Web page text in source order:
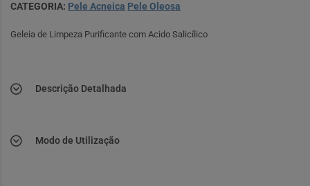
CATEGORIA: Pele Acneica Pele Oleosa
Geleia de Limpeza Purificante com Acido Salicílico
Descrição Detalhada
Modo de Utilização